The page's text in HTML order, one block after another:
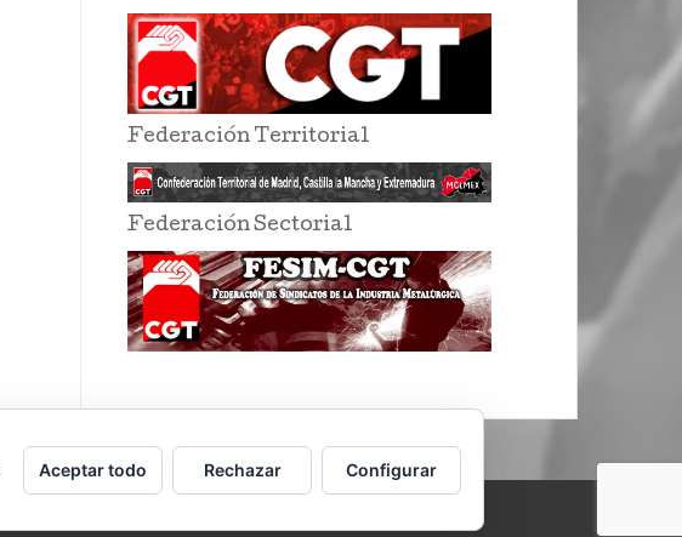
Federación Territorial
Federación Sectorial
Aceptar todo Rechazar Configurar